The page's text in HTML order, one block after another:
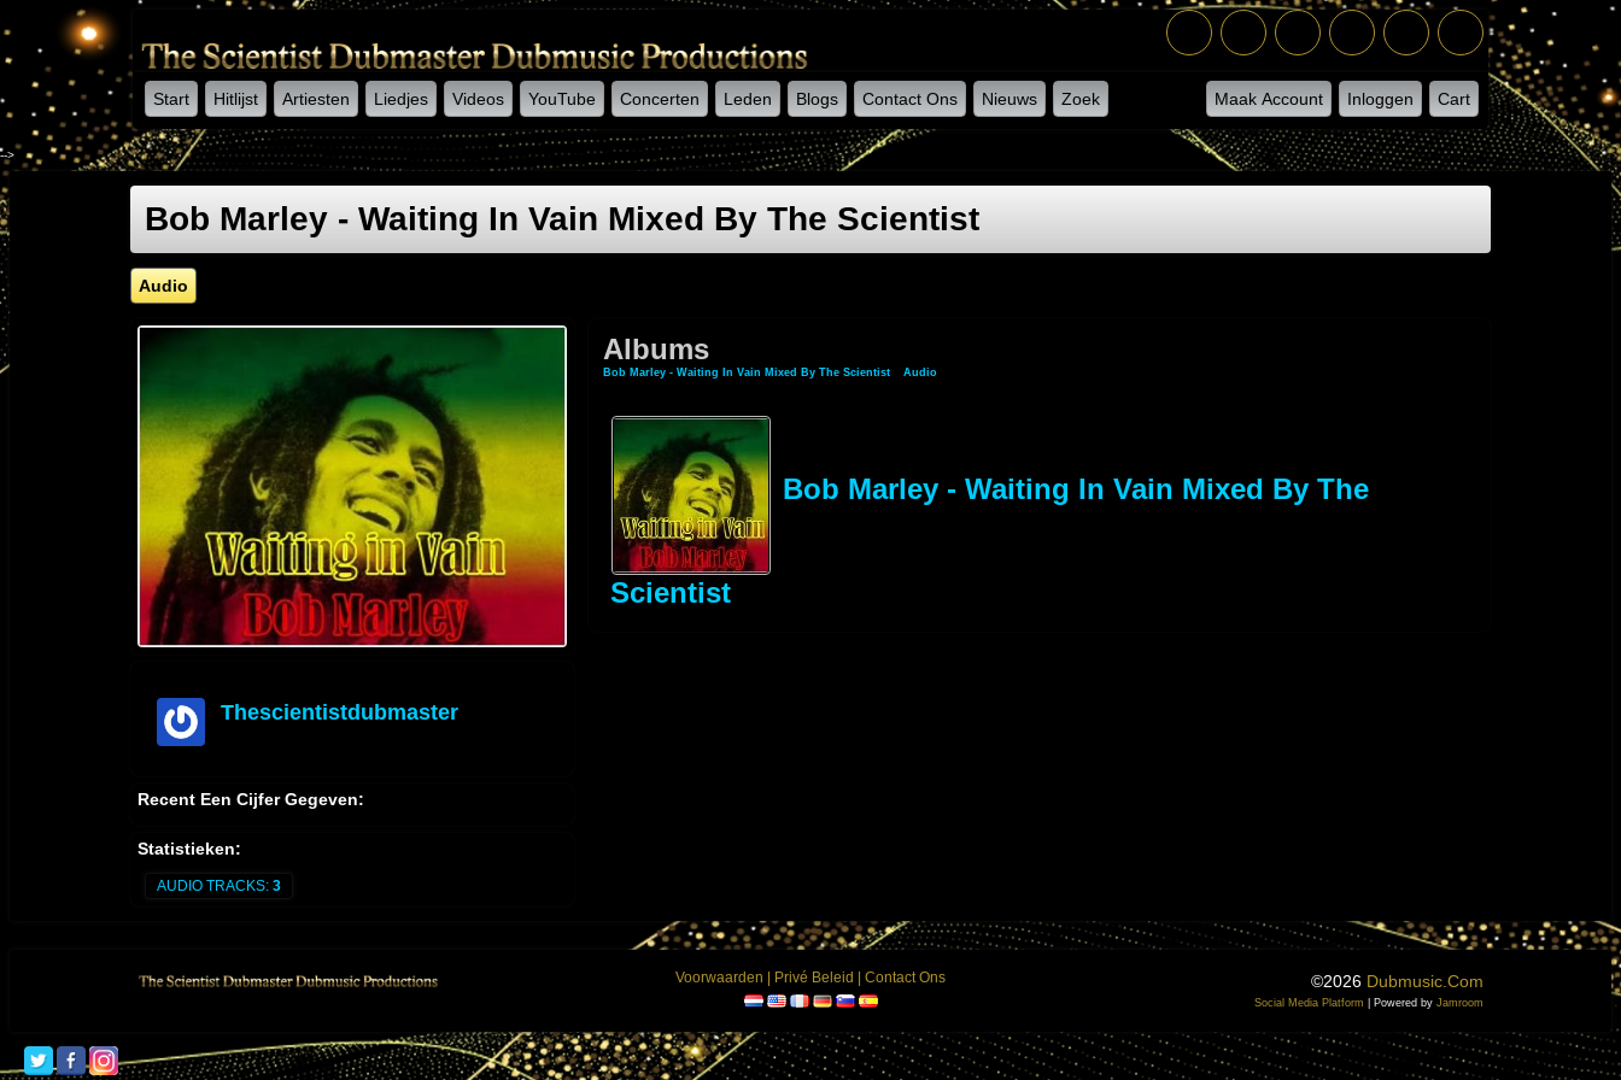
Start Hitlijst Artiesten Liedjes Videos YouTube Concerten Leden Blogs Contact Ons Nieuws Zoek Maak Account Inloggen Cart
-->
Bob Marley - Waiting In Vain Mixed By The Scientist
Audio
Thescientistdubmaster
Recent Een Cijfer Gegeven:
Statistieken:
AUDIO TRACKS: 3
Albums
Bob Marley - Waiting In Vain Mixed By The Scientist Audio» Albums
Bob Marley - Waiting In Vain Mixed By The
Scientist
Voorwaarden Privé Beleid Contact Ons ©2026 Dubmusic.com
Social Media Platform | Powered by Jamroom